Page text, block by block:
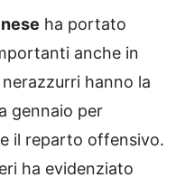
ha portato
anche in
nerazzurri hanno la
gennaio per
il reparto offensivo.
ha evidenziato